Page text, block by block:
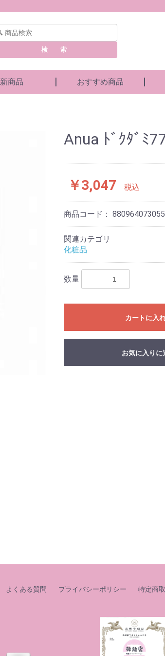
検 索
新商品 おすすめ商品
Anua ﾄﾞｸﾀﾞﾐ
￥3,047 税込
商品コード：
関連カテゴリ
化粧品
数量
カートに入
お気に入りに
よくある質問 プライバシーポリシー 特定商